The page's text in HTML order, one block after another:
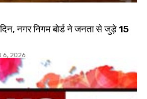
दिन, नगर निगम बोर्ड ने जनता से जुड़े 15
6, 2026